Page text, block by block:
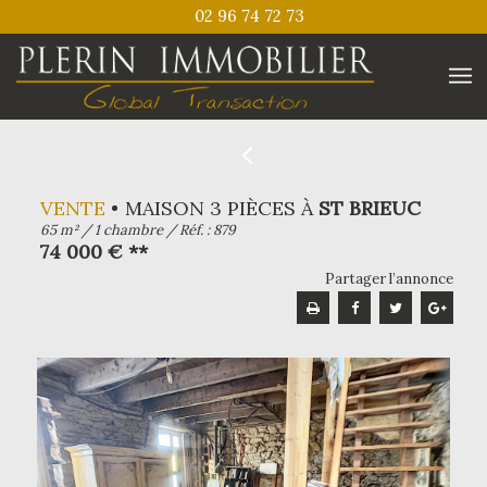
02 96 74 72 73
VENTE MAISON 3 PIÈCES À ST BRIEUC
65 m² / 1 chambre / Réf. : 879
74 000 € **
Partager l’annonce